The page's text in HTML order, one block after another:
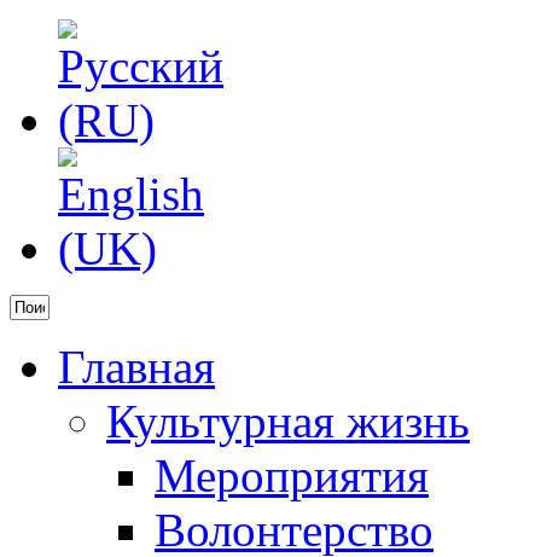
Главная
Культурная жизнь
Мероприятия
Волонтерство